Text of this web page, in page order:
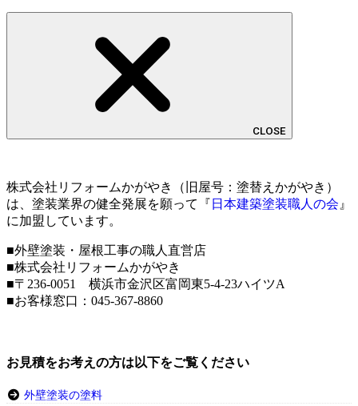
CLOSE
株式会社リフォームかがやき（旧屋号：塗替えかがやき）
は、塗装業界の健全発展を願って『 日本建築塗装職人の会 』
に加盟しています。
■外壁塗装・屋根工事の職人直営店
■株式会社リフォームかがやき
■〒236-0051 横浜市金沢区富岡東5-4-23ハイツA
■お客様窓口： 045-367-8860
お見積をお考えの方は以下をご覧ください
外壁塗装の塗料